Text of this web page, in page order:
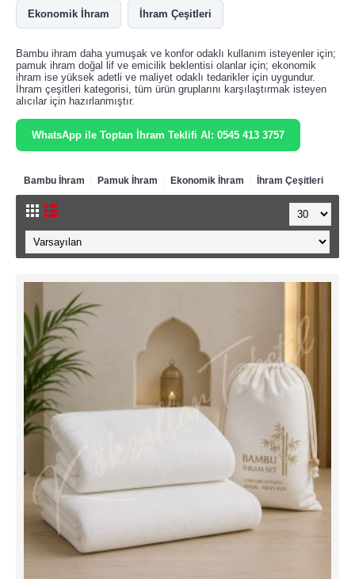
Ekonomik İhram İhram Çeşitleri
Bambu ihram daha yumuşak ve konfor odaklı kullanım isteyenler için;
pamuk ihram doğal lif ve emicilik beklentisi olanlar için; ekonomik
ihram ise yüksek adetli ve maliyet odaklı tedarikler için uygundur.
İhram çeşitleri kategorisi, tüm ürün gruplarını karşılaştırmak isteyen
alıcılar için hazırlanmıştır.
WhatsApp ile Toptan İhram Teklifi Al: 0545 413 3757
Bambu İhram Pamuk İhram Ekonomik İhram İhram Çeşitleri